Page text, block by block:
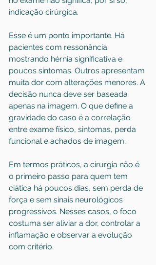
indicação cirúrgica.
Esse é um ponto importante. Há
pacientes com ressonância
mostrando hérnia significativa e
poucos sintomas. Outros apresentam
muita dor com alterações menores. A
decisão nunca deve ser baseada
apenas na imagem. O que define a
gravidade do caso é a correlação
entre exame físico, sintomas, perda
funcional e achados de imagem.
Em termos práticos, a cirurgia não é
o primeiro passo para quem tem
ciática há poucos dias, sem perda de
força e sem sinais neurológicos
progressivos. Nesses casos, o foco
costuma ser aliviar a dor, controlar a
inflamação e observar a evolução
com critério.